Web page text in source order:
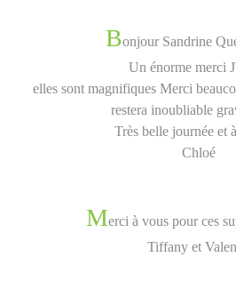
Bonjour Sandrine
Un énorme merci
elles sont magnifiques Merci
restera inoubliable
Très belle journée et
Chloé
Merci à vous pour ces
Tiffany et